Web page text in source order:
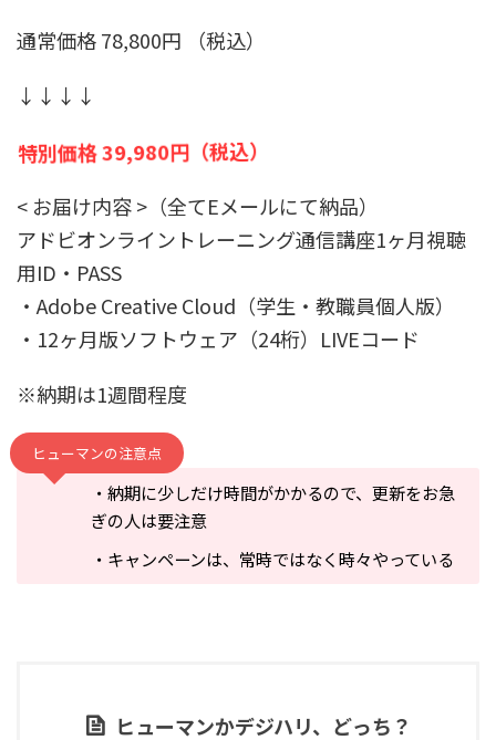
通常価格 78,800円 （税込）
↓↓↓↓
特別価格 39,980円（税込）
< お届け内容 >（全てEメールにて納品）
アドビオンライントレーニング通信講座1ヶ月視聴
用ID・PASS
・Adobe Creative Cloud（学生・教職員個人版）
・12ヶ月版ソフトウェア（24桁）LIVEコード
※納期は1週間程度
ヒューマンの注意点
・納期に少しだけ時間がかかるので、更新をお急
ぎの人は要注意
・キャンペーンは、常時ではなく時々やっている
ヒューマンかデジハリ、どっち？